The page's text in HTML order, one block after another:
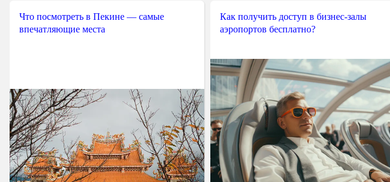
Что посмотреть в Пекине — самые
впечатляющие места
Как получить доступ в бизнес-залы
аэропортов бесплатно?